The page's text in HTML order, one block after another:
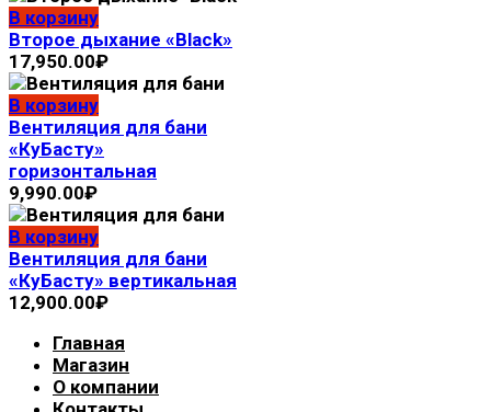
В корзину
Второе дыхание «Black»
17,950.00₽
В корзину
Вентиляция для бани
«КуБасту»
горизонтальная
9,990.00₽
В корзину
Вентиляция для бани
«КуБасту» вертикальная
12,900.00₽
Главная
Магазин
О компании